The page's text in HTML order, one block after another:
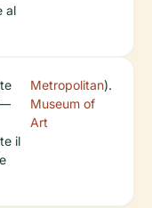
al
il
Metropolitan
Museum of
Art
).